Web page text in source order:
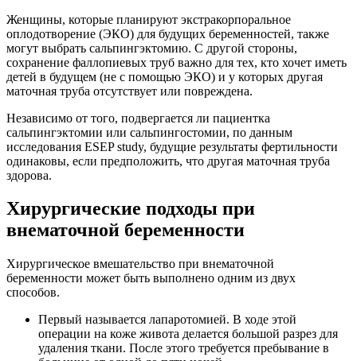
Женщины, которые планируют экстракорпоральное
оплодотворение (ЭКО) для будущих беременностей, также
могут выбрать сальпингэктомию. С другой стороны,
сохранение фаллопиевых труб важно для тех, кто хочет иметь
детей в будущем (не с помощью ЭКО) и у которых другая
маточная труба отсутствует или повреждена.
Независимо от того, подвергается ли пациентка
сальпингэктомии или сальпингостомии, по данным
исследования ESEP study, будущие результаты фертильности
одинаковы, если предположить, что другая маточная труба
здорова.
Хирургические подходы при
внематочной беременности
Хирургическое вмешательство при внематочной
беременности может быть выполнено одним из двух
способов.
Первый называется лапаротомией. В ходе этой
операции на коже живота делается большой разрез для
удаления ткани. После этого требуется пребывание в